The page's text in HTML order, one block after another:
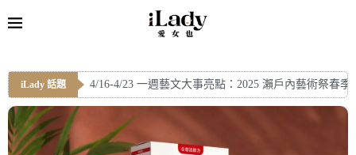
iLady 話題 鈣鎂錠什麼時候吃最好？營養師談放鬆與夜間補給
專訪｜沒有衛生棉的年代，阿嬤月經來了怎麼辦？林
不是不愛，而是沒慾望？破解性慾低下用「1 方法」